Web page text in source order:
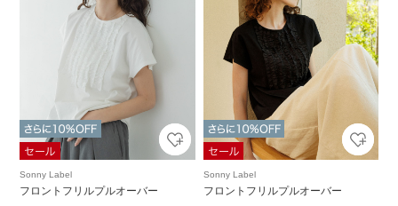
Sonny Label
フロントフリルプルオーバー
Sonny Label
フロントフリルプルオーバー